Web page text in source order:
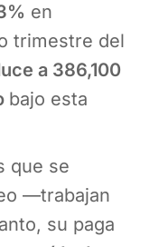
en
trimestre del
a 386,100
bajo esta
que se
—trabajan
su paga